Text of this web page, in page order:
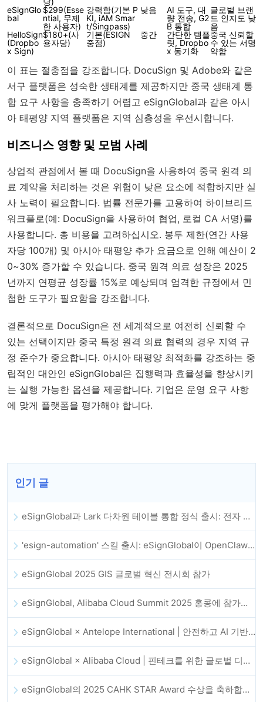
eSignGlo
bal
$299(Esse
ntial, 무제
한 사용자)
강력함(기본 P
KI, iAM Smar
t/Singpass)
낮음
AI 도구, 대
량 전송, G2
B 통합
글로벌 브랜
드 인지도 낮
음
HelloSign
(Dropbo
x Sign)
$180+(사
용자당)
기본(ESIGN
중점)
중간
간단한 템플
릿, Dropbo
x 동기화
중국 신뢰할
수 있는 서명
약함
이 표는 절충점을 강조합니다. DocuSign 및 Adobe와 같은
서구 플랫폼은 성숙한 생태계를 제공하지만 중국 생태계 통
합 요구 사항을 충족하기 어렵고 eSignGlobal과 같은 아시
아 태평양 지역 플랫폼은 지역 심층성을 우선시합니다.
비즈니스 영향 및 모범 사례
상업적 관점에서 볼 때 DocuSign을 사용하여 중국 원격 의
료 계약을 처리하는 것은 위험이 낮은 요소에 적합하지만 실
사 노력이 필요합니다. 법률 전문가를 고용하여 하이브리드
워크플로(예: DocuSign을 사용하여 협업, 로컬 CA 서명)를
사용합니다. 총 비용을 고려하십시오. 봉투 제한(연간 사용
자당 100개) 및 아시아 태평양 추가 요금으로 인해 예산이 2
0~30% 증가할 수 있습니다. 중국 원격 의료 성장은 2025
년까지 연평균 성장률 15%로 예상되며 엄격한 규정에서 민
첩한 도구가 필요함을 강조합니다.
결론적으로 DocuSign은 전 세계적으로 여전히 신뢰할 수
있는 선택이지만 중국 특정 원격 의료 협력의 경우 지역 규
정 준수가 중요합니다. 아시아 태평양 최적화를 강조하는 중
립적인 대안인 eSignGlobal은 집행력과 효율성을 향상시키
는 실행 가능한 옵션을 제공합니다. 기업은 운영 요구 사항
에 맞게 플랫폼을 평가해야 합니다.
인기 글
eSignGlobal과 Lark 다차원 테이블 통합 정식 출시: 전자 계약 체결 및 보관 전체 자동화
'esign-automation' 스킬 출시: eSignGlobal이 OpenClaw에 자동 전자서명을 지원
eSignGlobal 2025 GIS 글로벌 혁신 전시회 참가
eSignGlobal, Alibaba Cloud Summit 2025 홍콩에 참가해 AI 기반 클라우드 혁신과 디지털 신뢰를 강화
eSignGlobal × Antelope International | 안전하고 AI 기반의 디지털 워크플로우 발전 추진
eSignGlobal × Alibaba Cloud | 핀테크를 위한 글로벌 디지털 신뢰 강화를 위해 협력
eSignGlobal의 2025 CAHK STAR Award 수상을 축하합니다!